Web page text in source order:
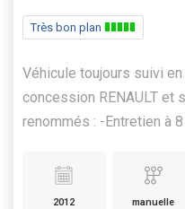
Très bon plan
Véhicule toujours suivi
concession RENAULT
renommés : -Entretien à 8
2012 manuelle